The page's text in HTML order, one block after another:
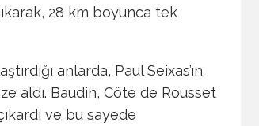
28 km boyunca tek
anlarda, Paul Seixas’ın
aldı. Baudin, Côte de Rousset
ve bu sayede